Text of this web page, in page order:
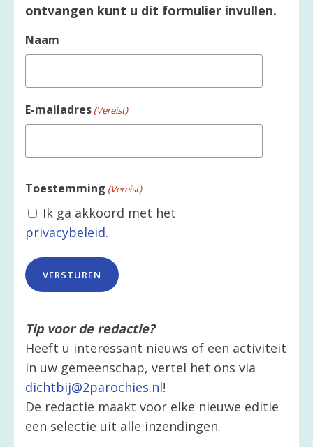
ontvangen kunt u dit formulier invullen.
Naam
E-mailadres (Vereist)
Toestemming (Vereist)
Ik ga akkoord met het
privacybeleid.
Tip voor de redactie?
Heeft u interessant nieuws of een activiteit
in uw gemeenschap, vertel het ons via
dichtbij@2parochies.nl!
De redactie maakt voor elke nieuwe editie
een selectie uit alle inzendingen.